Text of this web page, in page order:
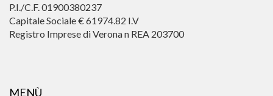
P.I./C.F. 01900380237
Capitale Sociale € 61974.82 I.V
Registro Imprese di Verona n REA 203700
MENÙ